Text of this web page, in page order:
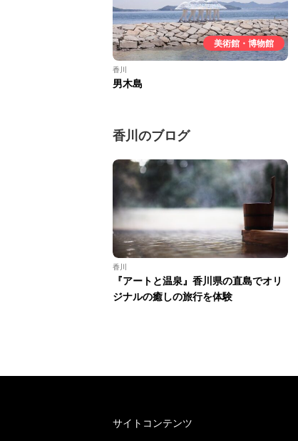
美術館・博物館
香川
男木島
香川のブログ
香川
『アートと温泉』香川県の直島でオリ
ジナルの癒しの旅行を体験
サイトコンテンツ